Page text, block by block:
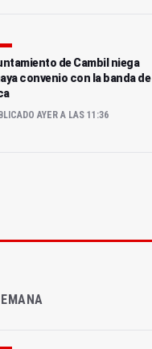
de Cambil niega
convenio con la banda de
AYER A LAS 11:36